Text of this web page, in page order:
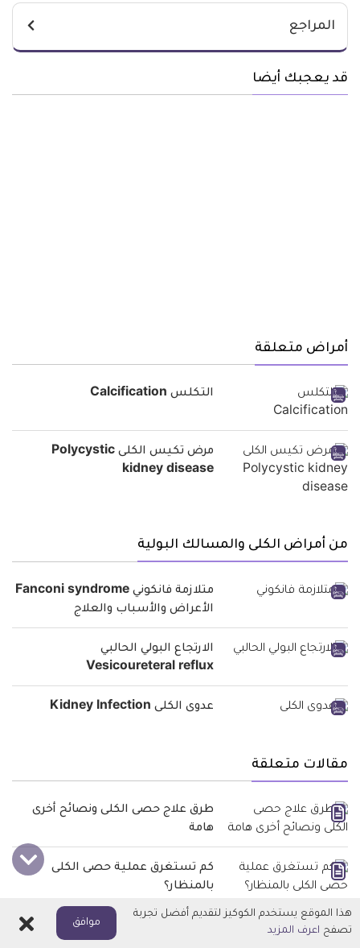
المراجع
قد يعجبك أيضا
أمراض متعلقة
التكلس Calcification
مرض تكيس الكلى Polycystic
kidney disease
من أمراض الكلى والمسالك البولية
متلازمة فانكوني Fanconi syndrome
الأعراض والأسباب والعلاج
الارتجاع البولي الحالبي
Vesicoureteral reflux
عدوى الكلى Kidney Infection
مقالات متعلقة
طرق علاج حصى الكلى ونصائح أخرى
هامة
كم تستغرق عملية حصى الكلى
بالمنظار؟
بذرة الخلة فوائدها وأضرارها ومحاذير
هذا الموقع يستخدم الكوكيز لتقديم أفضل تجربة
تصفح اعرف المزيد
موافق اغلاق